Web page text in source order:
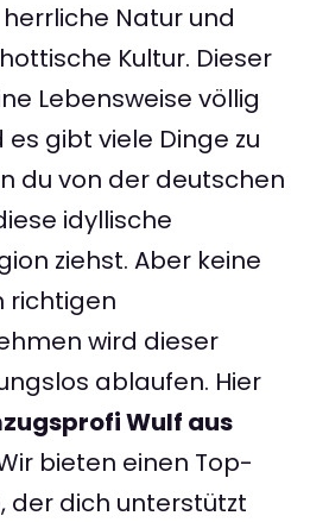
Natur und
Kultur. Dieser
Lebensweise völlig
gibt viele Dinge zu
du von der deutschen
idyllische
ziehst. Aber keine
richtigen
wird dieser
ablaufen. Hier
Wulf aus
bieten einen Top-
der dich unterstützt